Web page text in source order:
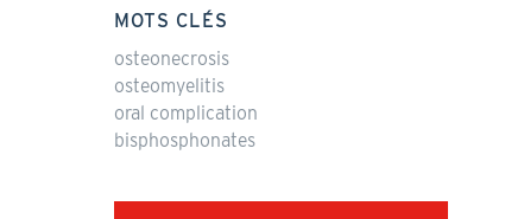
MOTS CLÉS
osteonecrosis
osteomyelitis
oral complication
bisphosphonates